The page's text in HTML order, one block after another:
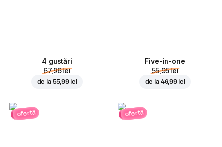
4 gustări
67,96 lei
de la 55,99 lei
Five-in-one
55,95 lei
de la 46,99 lei
ofertă ofertă